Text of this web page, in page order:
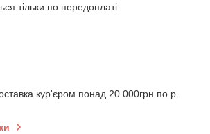
тільки по передоплаті.
кур'єром понад 20 000грн по р.